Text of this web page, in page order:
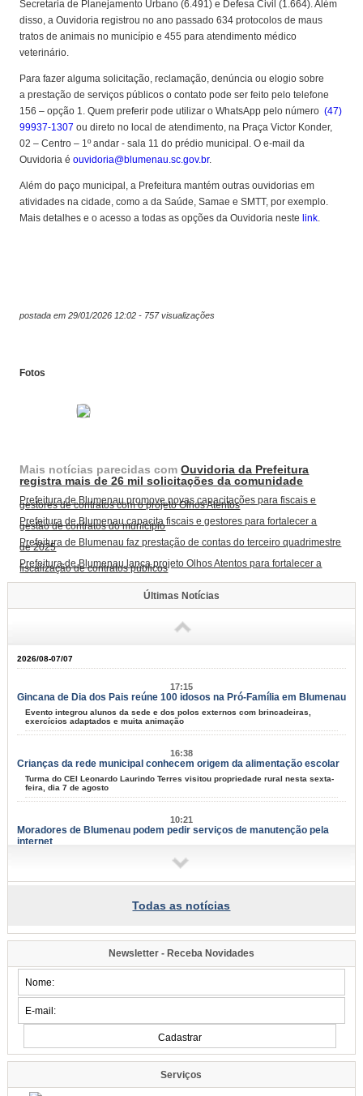
Secretaria de Planejamento Urbano (6.491) e Defesa Civil (1.664). Além
disso, a Ouvidoria registrou no ano passado 634 protocolos de maus
tratos de animais no município e 455 para atendimento médico
veterinário.
Para fazer alguma solicitação, reclamação, denúncia ou elogio sobre
a prestação de serviços públicos o contato pode ser feito pelo telefone
156 – opção 1. Quem preferir pode utilizar o WhatsApp pelo número (47)
99937-1307 ou direto no local de atendimento, na Praça Victor Konder,
02 – Centro – 1º andar - sala 11 do prédio municipal. O e-mail da
Ouvidoria éouvidoria@blumenau.sc.gov.br.
Além do paço municipal, a Prefeitura mantém outras ouvidorias em
atividades na cidade, como a da Saúde, Samae e SMTT, por exemplo.
Mais detalhes e o acesso a todas as opções da Ouvidoria neste link.
postada em 29/01/2026 12:02 - 757 visualizações
Fotos
Mais notícias parecidas comOuvidoria da Prefeitura
registra mais de 26 mil solicitações da comunidade
Prefeitura de Blumenau promove novas capacitações para fiscais e
gestores de contratos com o projeto Olhos Atentos
Prefeitura de Blumenau capacita fiscais e gestores para fortalecer a
gestão de contratos do município
Prefeitura de Blumenau faz prestação de contas do terceiro quadrimestre
de 2025
Prefeitura de Blumenau lança projeto Olhos Atentos para fortalecer a
fiscalização de contratos públicos
Últimas Notícias
2026/08-07/07
17:15
Gincana de Dia dos Pais reúne 100 idosos na Pró-Família em Blumenau
Evento integrou alunos da sede e dos polos externos com brincadeiras,
exercícios adaptados e muita animação
16:38
Crianças da rede municipal conhecem origem da alimentação escolar
Turma do CEI Leonardo Laurindo Terres visitou propriedade rural nesta sexta-
feira, dia 7 de agosto
10:21
Moradores de Blumenau podem pedir serviços de manutenção pela
internet
Samae faz campanha para grandes geradores de lixo
para explicar sobre a lei
confira
Música, arte e cultura marcam mais um fim de semana na cidade
07:34
Famílias do Loteamento Arnold Zickuhr recebem regularização dos
imóveis após 23 anos
Prefeitura entrega documentação de 18 lotes na Velha Central; espera
Todas as notícias
Newsletter - Receba Novidades
Serviços